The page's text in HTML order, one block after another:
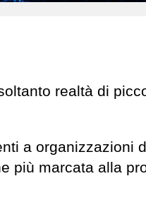
realtà di
a organizzazioni
più marcata alla